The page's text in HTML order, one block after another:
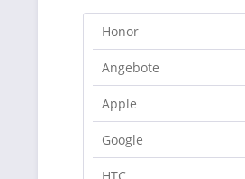
Honor
Angebote
Apple
Google